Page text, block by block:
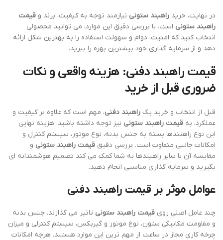
در نهایت، خرید راهبند ستونی نیازمند توجه به کیفیت، برند و قیمت
راهبند ستونی است. با بررسی دقیق این موارد، می توانید محصولی
انتخاب کنید که امنیت، دوام و سهولت استفاده را به بهترین شکل ارائه
دهد و از سرمایه گذاری خود بیشترین بهره را ببرید.
قیمت راهبند دفنی: هزینه واقعی و نکات
ضروری قبل از خرید
قبل از انتخاب و خرید یک راهبند دفنی، مهم است که علاوه بر کیفیت و
عملکرد، به قیمت راهبند ستونی نیز توجه داشته باشید. هزینه نهایی
این نوع راهبندها بسته به جنس بدنه، نوع موتور، سیستم کنترل و
امکانات جانبی متفاوت است. بررسی دقیق قیمت راهبند ستونی و
مقایسه آن با سایر راهبندها به شما کمک می کند تصمیم هوشمندانه ای
بگیرید و سرمایه گذاری مناسبی انجام دهید.
عوامل موثر بر قیمت راهبند دفنی
چند عامل اصلی روی قیمت راهبند ستونی تاثیر می گذارند. جنس بدنه
و مقاومت مکانیکی ستون، نوع موتور و گیربکس، سیستم کنترلی و میزان
چرخه کاری مجاز در ساعت از مهم ترین این موارد هستند. هرچه امکانات